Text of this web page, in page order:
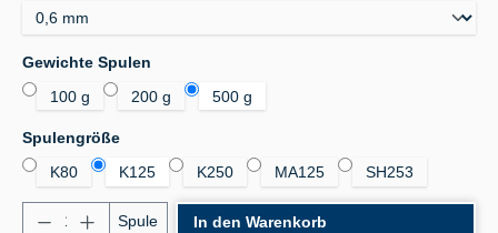
Gewichte Spulen
100 g
200 g 500 g
Spulengrößeauswählen
K80
K125 K250 MA125 SH253
Produkt Anzahl: Gib den gewünschten Wert ein
Spule In den Warenkorb